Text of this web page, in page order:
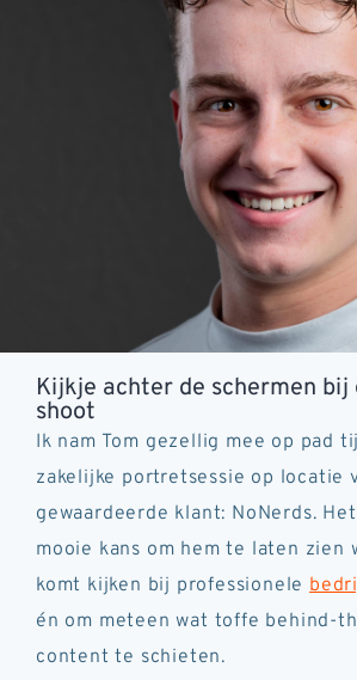
Kijkje achter de schermen bij
shoot
Ik nam Tom gezellig mee op pad
zakelijke portretsessie op locatie
gewaardeerde klant: NoNerds.
mooie kans om hem te laten zien
komt kijken bij professionele
én om meteen wat toffe behind-
content te schieten.